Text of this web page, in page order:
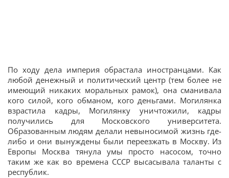
По ходу дела империя обрастала иностранцами. Как
любой денежный и политический центр (тем более не
имеющий никаких моральных рамок), она сманивала
кого силой, кого обманом, кого деньгами. Могилянка
взрастила кадры, Могилянку уничтожили, кадры
получились для Московского университета.
Образованным людям делали невыносимой жизнь где-
либо и они вынуждены были переезжать в Москву. Из
Европы Москва тянула умы просто насосом, точно
таким же как во времена СССР высасывала таланты с
республик.